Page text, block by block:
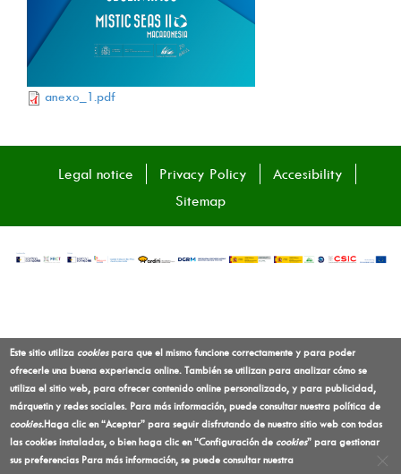
anexo_1.pdf
Legal notice Privacy Policy
Accesibility
Sitemap
Este sitio utiliza cookiespara que el mismo funcione correctamente y para poder
ofrecerle una buena experiencia online. También se utilizan para analizar cómo se
utiliza el sitio web, para ofrecer contenido online personalizado, y para publicidad,
márquetin y redes sociales. Para más información, puede consultar nuestra política de
cookies.Haga clic en “Aceptar” para seguir disfrutando de nuestro sitio web con todas
las cookies instaladas, o bien haga clic en “Configuración de cookies” para gestionar
sus preferencias Para más información, se puede consultar nuestra